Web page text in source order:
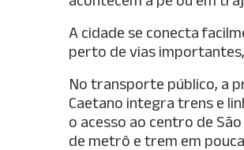
A cidade se conecta
perto de vias
No transporte público, a
Caetano integra trens e
o acesso ao centro de
de metrô e trem em